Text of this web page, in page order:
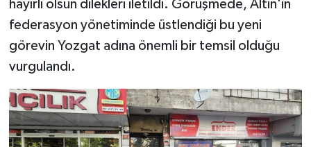
hayırlı olsun dilekleri iletildi. Görüşmede, Altın'ın
federasyon yönetiminde üstlendiği bu yeni
görevin Yozgat adına önemli bir temsil olduğu
vurgulandı.